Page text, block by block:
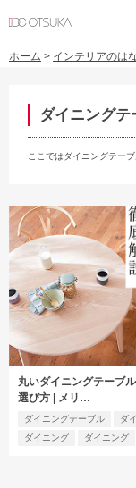
ホーム > インテリアのは
ダイニングテ
ここではダイニングテー
丸いダイニングテーブ
選び方 | メリ…
ダイニングテーブル
ダ
ダイニング
ダイニング